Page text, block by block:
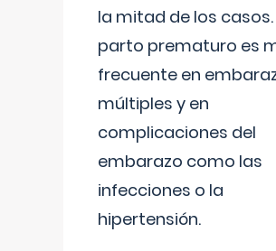
la mitad de los casos.
parto prematuro es
frecuente en
múltiples y en
complicaciones del
embarazo como las
infecciones o la
hipertensión.